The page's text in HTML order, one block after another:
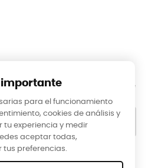
momento. Para ello, consulte
en el aviso legal.
importante
para el funcionamiento
cookies de análisis y
experiencia y medir
aceptar todas,
tus preferencias.